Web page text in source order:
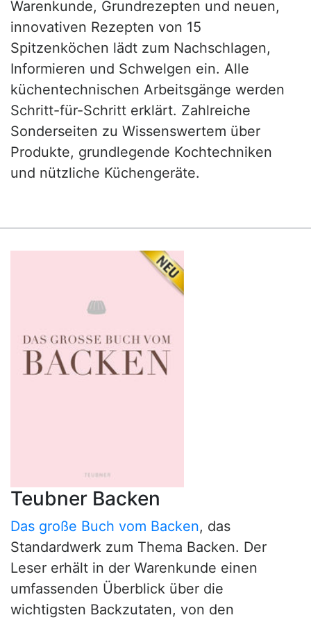
Warenkunde, Grundrezepten und neuen,
innovativen Rezepten von 15
Spitzenköchen lädt zum Nachschlagen,
Informieren und Schwelgen ein. Alle
küchentechnischen Arbeitsgänge werden
Schritt-für-Schritt erklärt. Zahlreiche
Sonderseiten zu Wissenswertem über
Produkte, grundlegende Kochtechniken
und nützliche Küchengeräte.
Teubner Backen
Das große Buch vom Backen, das
Standardwerk zum Thema Backen. Der
Leser erhält in der Warenkunde einen
umfassenden Überblick über die
wichtigsten Backzutaten, von den